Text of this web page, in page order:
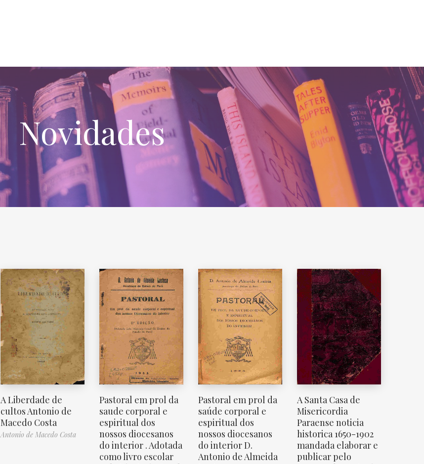
Novidades
A Liberdade de
cultos Antonio de
Macedo Costa
Antonio de Macedo Costa
Pastoral em prol da
saude corporal e
espiritual dos
nossos diocesanos
do interior . Adotada
como livro escolar
Pastoral em prol da
saúde corporal e
espiritual dos
nossos diocesanos
do interior D.
Antonio de Almeida
A Santa Casa de
Misericordia
Paraense noticia
historica 1650-1902
mandada elaborar e
publicar pelo